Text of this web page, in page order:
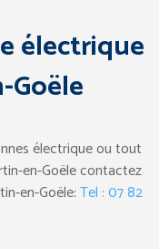
électrique
Goële
électrique ou tout
en-Goële contactez
en-Goële:Tel : 07 82